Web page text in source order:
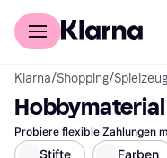
Für Shopper
Klarna/Shopping/
Hobbymaterial
Probiere flexible Zahlungen
Stifte Farben